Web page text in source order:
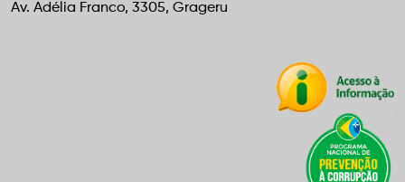
Av. Adélia Franco, 3305, Grageru